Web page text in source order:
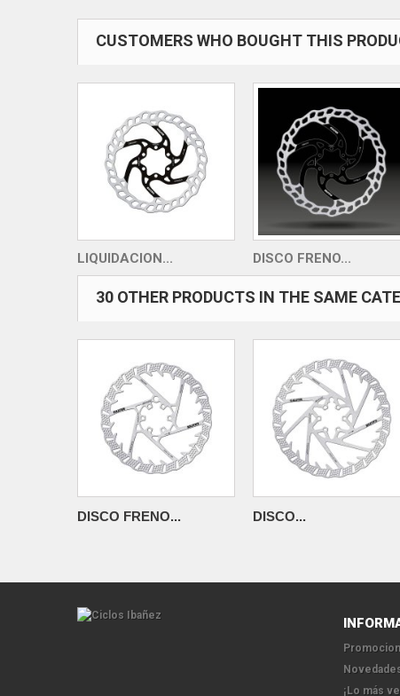
CUSTOMERS WHO BOUGHT THIS
LIQUIDACION... DISCO FRENO...
30 OTHER PRODUCTS IN THE SAME
DISCO FRENO... DISCO...
¡Lo más